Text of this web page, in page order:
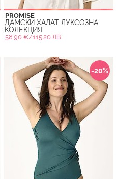
PROMISE
ДАМСКИ ХАЛАТ ЛУКСОЗНА
КОЛЕКЦИЯ
58.90 €/115.20 ЛВ.
-20%